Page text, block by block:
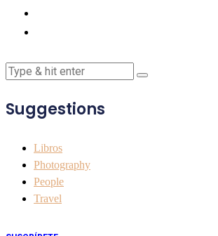
Suggestions
Libros
Photography
People
Travel